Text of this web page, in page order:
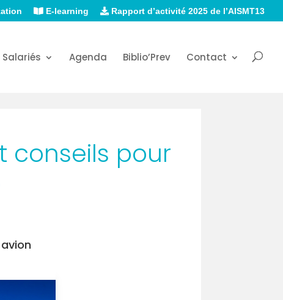
E-learning Rapport d’activité 2025 de l’AISMT13
Salariés Agenda Biblio’Prev Contact
conseils pour